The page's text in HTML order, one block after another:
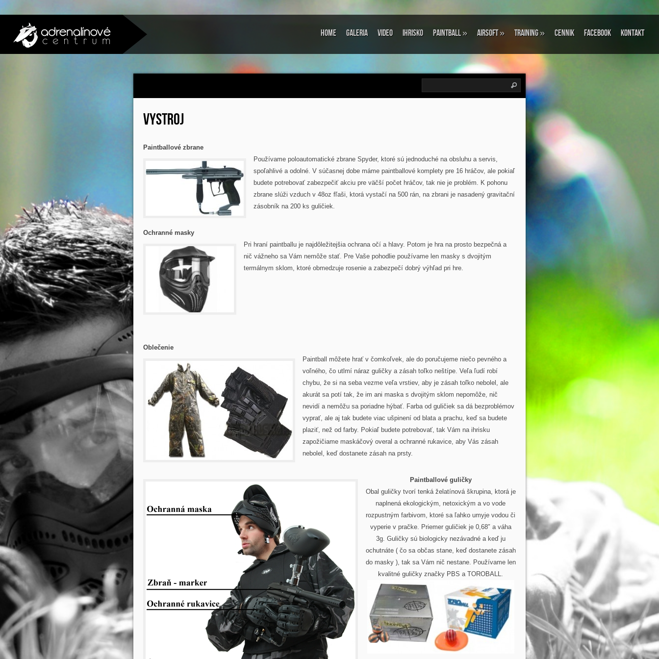
Home Galeria Video Ihrisko Paintball» Airsoft» Training» Cennik Facebook Kontakt
VYSTROJ
Paintballové zbrane
Používame poloautomatické zbrane Spyder, ktoré sú jednoduché na obsluhu a servis,
spoľahlivé a odolné. V súčasnej dobe máme paintballové komplety pre 16 hráčov, ale pokiaľ
budete potrebovať zabezpečiť akciu pre väčší počet hráčov, tak nie je problém. K pohonu
zbrane slúži vzduch v 48oz fľaši, ktorá vystačí na 500 rán, na zbrani je nasadený gravitační
zásobník na 200 ks guličiek.
Ochranné masky
Pri hraní paintballu je najdôležitejšia ochrana očí a hlavy. Potom je hra na prosto bezpečná a
nič vážneho sa Vám nemôže stať. Pre Vaše pohodlie používame len masky s dvojitým
termálnym sklom, ktoré obmedzuje rosenie a zabezpečí dobrý výhľad pri hre.
Oblečenie
Paintball môžete hrať v čomkoľvek, ale do poručujeme niečo pevného a
voľného, čo utlmí náraz guličky a zásah toľko neštípe. Veľa ľudí robí
chybu, že si na seba vezme veľa vrstiev, aby je zásah toľko nebolel, ale
akurát sa potí tak, že im ani maska s dvojitým sklom nepomôže, nič
nevidí a nemôžu sa poriadne hýbať. Farba od guličiek sa dá bezproblémov
vyprať, ale aj tak budete viac ušpinení od blata a prachu, keď sa budete
plaziť, než od farby. Pokiaľ budete potrebovať, tak Vám na ihrisku
zapožičiame maskáčový overal a ochranné rukavice, aby Vás zásah
nebolel, keď dostanete zásah na prsty.
Paintballové guličky
Obal guličky tvorí tenká želatínová škrupina, ktorá je
naplnená ekologickým, netoxickým a vo vode
rozpustným farbivom, ktoré sa ľahko umyje vodou či
vyperie v pračke. Priemer guličiek je 0,68″ a váha
3g. Guličky sú biologicky nezávadné a keď ju
ochutnáte ( čo sa občas stane, keď dostanete zásah
do masky ), tak sa Vám nič nestane. Používame len
kvalitné guličky značky PBS a TOROBALL.